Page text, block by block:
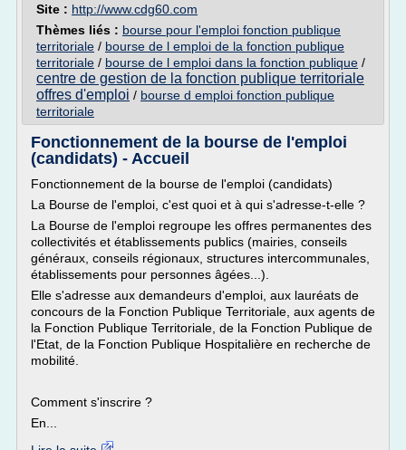
Site : http://www.cdg60.com
Thèmes liés : bourse pour l'emploi fonction publique
territoriale / bourse de l emploi de la fonction publique
territoriale / bourse de l emploi dans la fonction publique /
centre de gestion de la fonction publique territoriale
offres d'emploi / bourse d emploi fonction publique
territoriale
Fonctionnement de la bourse de l'emploi
(candidats) - Accueil
Fonctionnement de la bourse de l'emploi (candidats)
La Bourse de l'emploi, c'est quoi et à qui s'adresse-t-elle ?
La Bourse de l'emploi regroupe les offres permanentes des
collectivités et établissements publics (mairies, conseils
généraux, conseils régionaux, structures intercommunales,
établissements pour personnes âgées...).
Elle s'adresse aux demandeurs d'emploi, aux lauréats de
concours de la Fonction Publique Territoriale, aux agents de
la Fonction Publique Territoriale, de la Fonction Publique de
l'Etat, de la Fonction Publique Hospitalière en recherche de
mobilité.
Comment s'inscrire ?
En...